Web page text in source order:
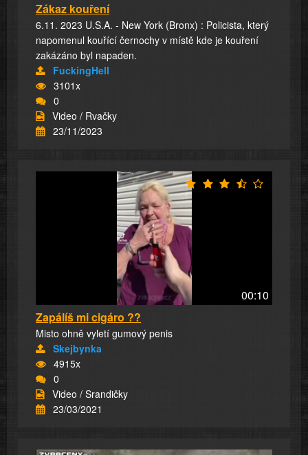
Zákaz kouření
6.11. 2023 U.S.A. - New York (Bronx) : Policista, který
napomenul kouřící černochy v místě kde je kouření
zakázáno byl napaden.
FuckingHell
3101x
0
Video / Rvačky
23/11/2023
00:10
Zapálíš mi cigáro ??
Misto ohně vyletí gumový penis
Skejbynka
4915x
0
Video / Srandičky
23/03/2021